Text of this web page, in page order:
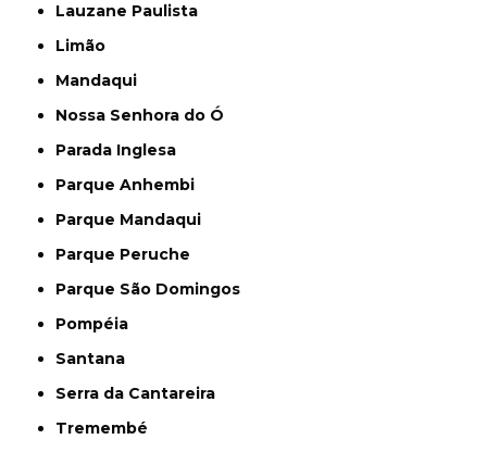
Lauzane Paulista
Limão
Mandaqui
Nossa Senhora do Ó
Parada Inglesa
Parque Anhembi
Parque Mandaqui
Parque Peruche
Parque São Domingos
Pompéia
Santana
Serra da Cantareira
Tremembé